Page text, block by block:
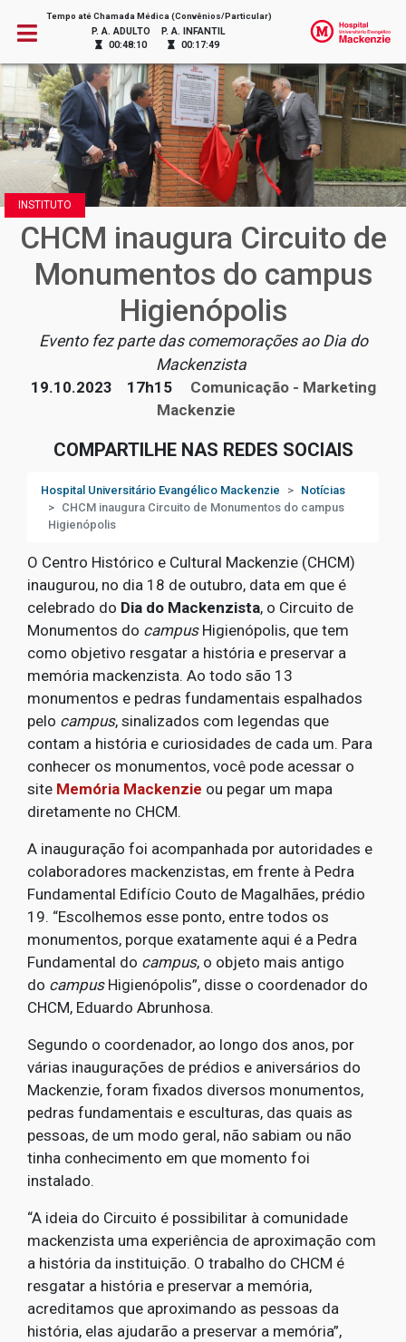
Tempo até Chamada Médica (Convênios/Particular)
P. A. ADULTO
00:48:10
P. A. INFANTIL
00:17:49
INSTITUTO
CHCM inaugura Circuito de
Monumentos do campus
Higienópolis
Evento fez parte das comemorações ao Dia do
Mackenzista
19.10.2023
17h15
Comunicação - Marketing
Mackenzie
COMPARTILHE NAS REDES SOCIAIS
Hospital Universitário Evangélico Mackenzie
Notícias
CHCM inaugura Circuito de Monumentos do campus
Higienópolis
O Centro Histórico e Cultural Mackenzie (CHCM)
inaugurou, no dia 18 de outubro, data em que é
celebrado do Dia do Mackenzista, o Circuito de
Monumentos do campus Higienópolis, que tem
como objetivo resgatar a história e preservar a
memória mackenzista. Ao todo são 13
monumentos e pedras fundamentais espalhados
pelo campus, sinalizados com legendas que
contam a história e curiosidades de cada um. Para
conhecer os monumentos, você pode acessar o
site Memória Mackenzie ou pegar um mapa
diretamente no CHCM.
A inauguração foi acompanhada por autoridades e
colaboradores mackenzistas, em frente à Pedra
Fundamental Edifício Couto de Magalhães, prédio
19. “Escolhemos esse ponto, entre todos os
monumentos, porque exatamente aqui é a Pedra
Fundamental do campus, o objeto mais antigo
do campus Higienópolis”, disse o coordenador do
CHCM, Eduardo Abrunhosa.
Segundo o coordenador, ao longo dos anos, por
várias inaugurações de prédios e aniversários do
Mackenzie, foram fixados diversos monumentos,
pedras fundamentais e esculturas, das quais as
pessoas, de um modo geral, não sabiam ou não
tinha conhecimento em que momento foi
instalado.
“A ideia do Circuito é possibilitar à comunidade
mackenzista uma experiência de aproximação com
a história da instituição. O trabalho do CHCM é
resgatar a história e preservar a memória,
acreditamos que aproximando as pessoas da
história, elas ajudarão a preservar a memória”,